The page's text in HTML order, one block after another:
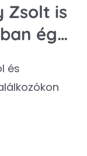
Zsolt is
ég…
és